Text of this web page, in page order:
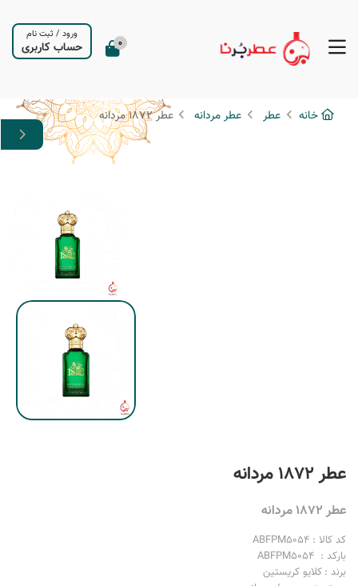
0
ورود / ثبت نام
حساب کاربری
خانه عطر عطر مردانه عطر 1872 مردانه
عطر 1872 مردانه
عطر 1872 مردانه
کد کالا : ABFPM5054
بارکد : ABFPM5054
برند : کلایو کریستین